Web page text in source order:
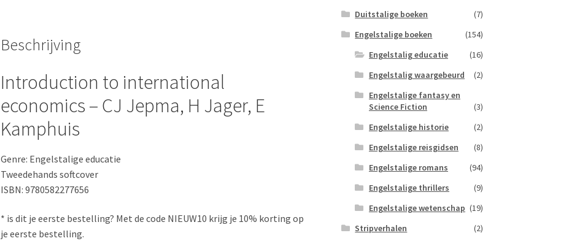
E
Kamphuis
Beschrijving
Introduction to international
economics – CJ Jepma, H Jager, E
Kamphuis
Genre: Engelstalige educatie
Tweedehands softcover
ISBN: 9780582277656
* is dit je eerste bestelling? Met de code NIEUW10 krijg je 10% korting op
je eerste bestelling.
Duitstalige boeken
(7)
Engelstalige boeken
(154)
Engelstalig educatie
(16)
Engelstalig waargebeurd
(2)
Engelstalige fantasy en
Science Fiction
(3)
Engelstalige historie
(2)
Engelstalige reisgidsen
(8)
Engelstalige romans
(94)
Engelstalige thrillers
(9)
Engelstalige wetenschap (19)
Stripverhalen
(2)